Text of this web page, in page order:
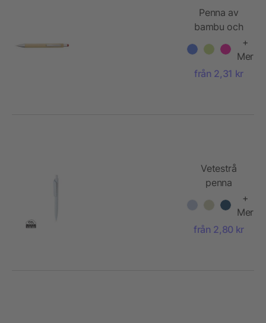
Penna av
bambu och
touch
+
Mer
från 2,31 kr
Vetestrå
penna
+
Mer
från 2,80 kr